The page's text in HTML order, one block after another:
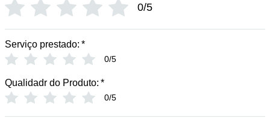
0/5
Serviço prestado: *
0/5
Qualidadr do Produto: *
0/5